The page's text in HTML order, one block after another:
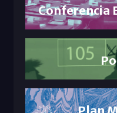
Conferencia